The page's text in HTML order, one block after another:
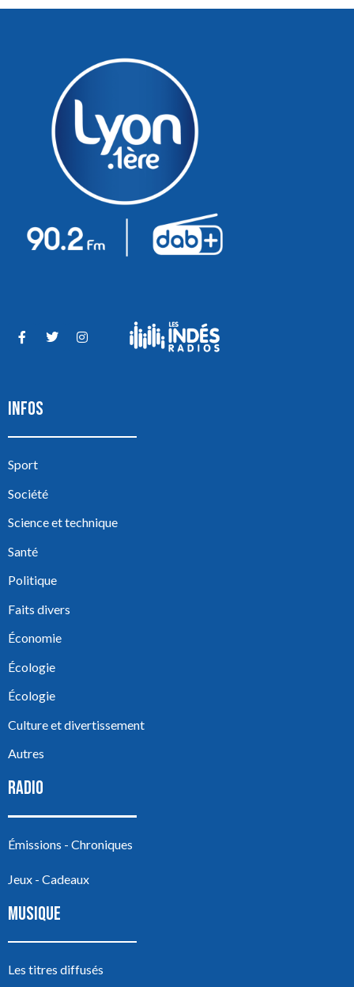
INFOS
Sport
Société
Science et technique
Santé
Politique
Faits divers
Économie
Écologie
Écologie
Culture et divertissement
Autres
RADIO
Émissions - Chroniques
Jeux - Cadeaux
MUSIQUE
Les titres diffusés